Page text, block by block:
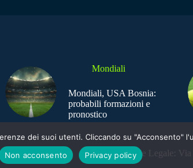
Mondiali
Mondiali, USA Bosnia:
probabili formazioni e
pronostico
Sede Legale:
dei suoi utenti. Cliccando su "Acconsento"
Non acconsento Privacy policy